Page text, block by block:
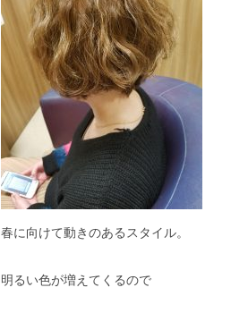
春に向けて動きのあるスタイル。
明るい色が増えてくるので